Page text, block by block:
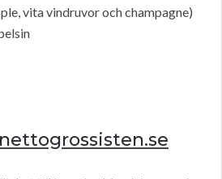
vita vindruvor och champagne)